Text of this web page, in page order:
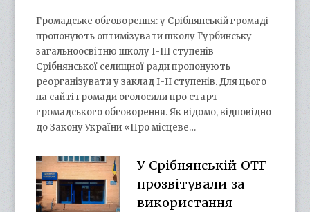
Громадське обговорення: у Срібнянській громаді
пропонують оптимізувати школу Гурбинську
загальноосвітню школу І-ІІІ ступенів
Срібнянської селищної ради пропонують
реорганізувати у заклад І-ІІ ступенів. Для цього
на сайті громади оголосили про старт
громадського обговорення. Як відомо, відповідно
до Закону України «Про місцеве…
У Срібнянській ОТГ
прозвітували за
використання